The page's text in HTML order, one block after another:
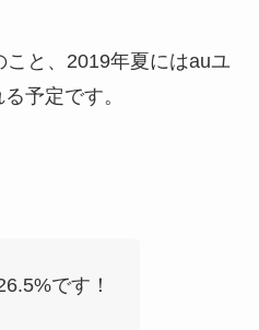
と、2019年夏にはauユ
予定です。
です！